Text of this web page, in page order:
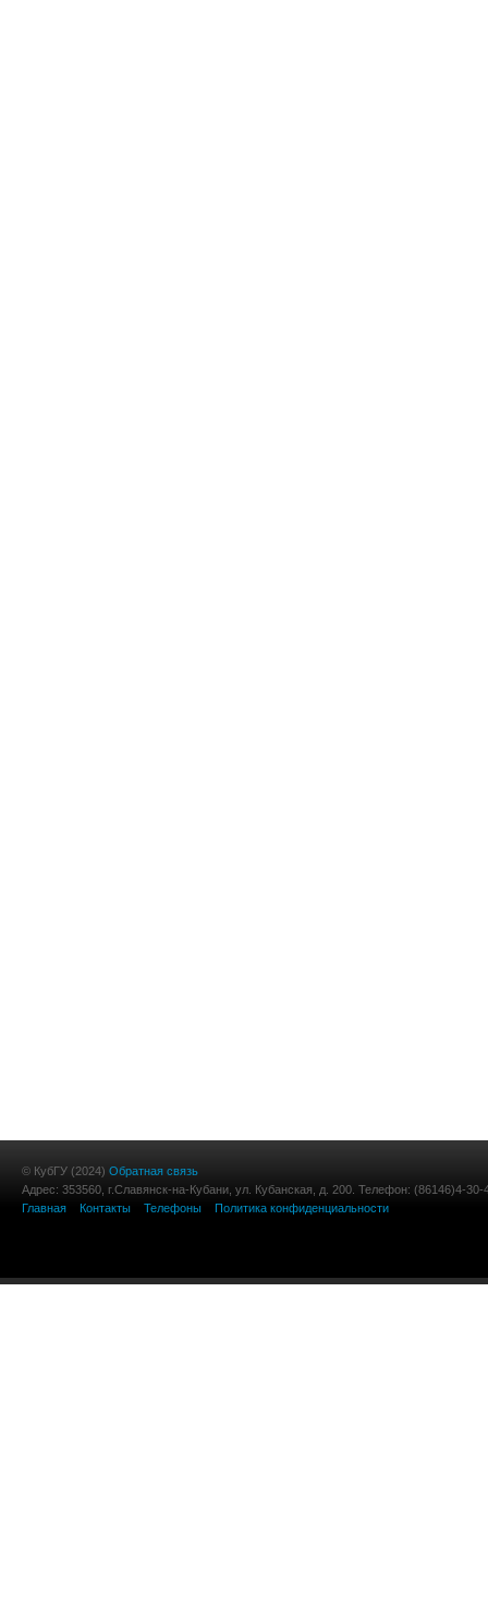
© КубГУ (2024) Обратная связь
Адрес: 353560, г.Славянск-на-Кубани, ул. Кубанская, д. 200. Телефон: (86146)4-30-
Главная
Контакты Телефоны Политика конфиденциальности